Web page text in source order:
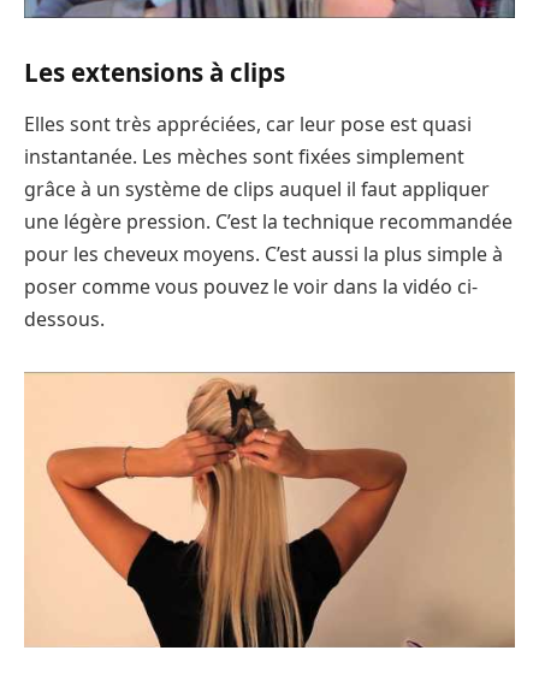
Les extensions à clips
Elles sont très appréciées, car leur pose est quasi
instantanée. Les mèches sont fixées simplement
grâce à un système de clips auquel il faut appliquer
une légère pression. C’est la technique recommandée
pour les cheveux moyens. C’est aussi la plus simple à
poser comme vous pouvez le voir dans la vidéo ci-
dessous.